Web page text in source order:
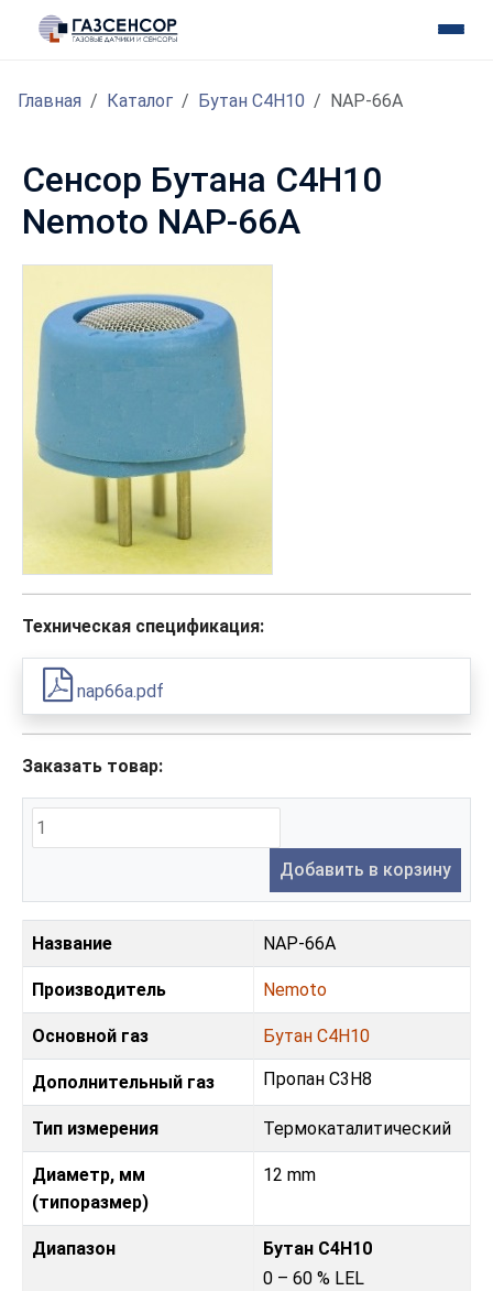
Главная Каталог Бутан C4H10 NAP-66A
Сенсор Бутана C4H10
Nemoto NAP-66A
Техническая спецификация:
nap66a.pdf
Заказать товар:
Добавить в корзину
Название NAP-66A
Производитель Nemoto
Основной газ Бутан C4H10
Дополнительный газ Пропан C3H8
Тип измерения Термокаталитический
Диаметр, мм
(типоразмер)
12 mm
Диапазон
Бутан C4H10
0 – 60 % LEL